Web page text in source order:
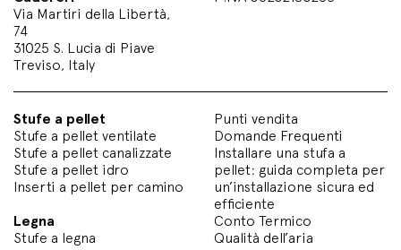
Via Martiri della Libertà,
74
31025 S. Lucia di Piave
Treviso, Italy
Stufe a pellet
Stufe a pellet ventilate
Stufe a pellet canalizzate
Stufe a pellet idro
Inserti a pellet per camino
Legna
Stufe a legna
Punti vendita
Domande Frequenti
Installare una stufa a
pellet: guida completa per
un’installazione sicura ed
efficiente
Conto Termico
Qualità dell’aria